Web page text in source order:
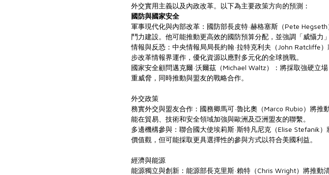
外交實用主義以及內政改革。以下為主要政策方向的預測：
國防與國家安全
軍事現代化與內部改革：國防部長皮特·赫格塞斯（Pete
鬥力建設。他可能推動更高效的國防預算分配，並強調「威懾力
情報與反恐：中央情報局局長約翰·拉特克利夫（John Ratcliffe
步改革情報界運作，優化資源以應對多元化的全球挑戰。
國家安全顧問邁克爾·沃爾茲（Michael Waltz）：將採取強硬立
重威脅，同時推動與盟友的戰略合作。
外交政策
務實外交與盟友合作：國務卿馬可·魯比奧（Marco Rubio）將
能在貿易、技術和安全領域加強與歐洲及亞洲盟友的聯繫。
多邊機構參與：聯合國大使埃莉斯·斯特凡尼克（Elise Stefanik
價值觀，但可能採取更具選擇性的參與方式以符合美國利益。
經濟與能源
能源獨立與創新：能源部長克里斯·賴特（Chris Wright）將推動